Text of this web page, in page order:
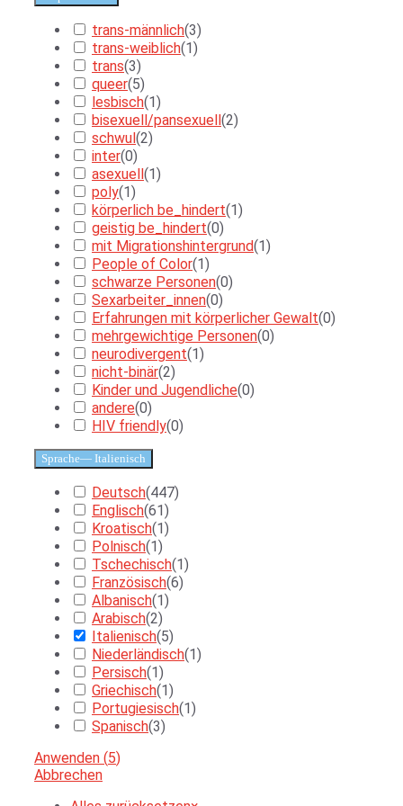
trans-männlich(3)
trans-weiblich(1)
trans(3)
queer(5)
lesbisch(1)
bisexuell/pansexuell (2)
schwul (2)
inter(0)
asexuell (1)
poly(1)
körperlich be_hindert(1)
geistig be_hindert(0)
mit Migrationshintergrund(1)
People of Color(1)
schwarze Personen(0)
Sexarbeiter_innen(0)
Erfahrungen mit körperlicher Gewalt(0)
mehrgewichtige Personen(0)
neurodivergent(1)
nicht-binär(2)
Kinder und Jugendliche(0)
andere(0)
HIV friendly(0)
Sprache— Italienisch
Deutsch(447)
Englisch(61)
Kroatisch(1)
Polnisch(1)
Tschechisch(1)
Französisch(6)
Albanisch(1)
Arabisch(2)
Italienisch(5)
Niederländisch(1)
Persisch(1)
Griechisch(1)
Portugiesisch(1)
Spanisch(3)
Anwenden (5)
Abbrechen